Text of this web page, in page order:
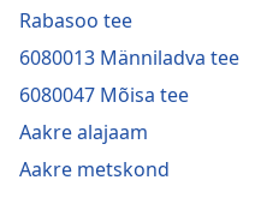
Rabasoo tee
6080013 Männiladva tee
6080047 Mõisa tee
Aakre alajaam
Aakre metskond